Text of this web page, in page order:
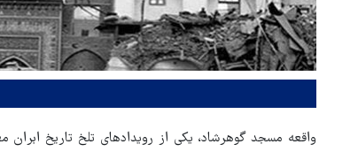
واقعه مسجد گوهرشاد، یکی از رویدادهای تلخ تاریخ